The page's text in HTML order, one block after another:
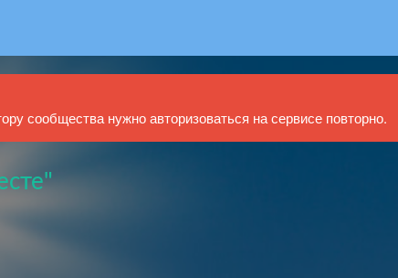
сообщества нужно авторизоваться на сервисе повторно.